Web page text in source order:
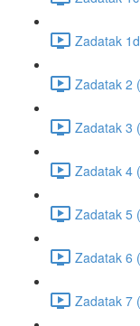
Zadatak
Zadatak 2
Zadatak 3
Zadatak 4
Zadatak 5
Zadatak 6
Zadatak 7